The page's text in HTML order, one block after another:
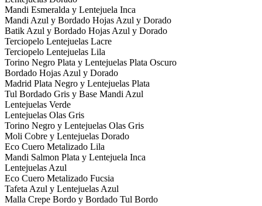
Mandi Esmeralda y Lentejuela Inca
Mandi Azul y Bordado Hojas Azul y Dorado
Batik Azul y Bordado Hojas Azul y Dorado
Terciopelo Lentejuelas Lacre
Terciopelo Lentejuelas Lila
Torino Negro Plata y Lentejuelas Plata Oscuro
Bordado Hojas Azul y Dorado
Madrid Plata Negro y Lentejuelas Plata
Tul Bordado Gris y Base Mandi Azul
Lentejuelas Verde
Lentejuelas Olas Gris
Torino Negro y Lentejuelas Olas Gris
Moli Cobre y Lentejuelas Dorado
Eco Cuero Metalizado Lila
Mandi Salmon Plata y Lentejuela Inca
Lentejuelas Azul
Eco Cuero Metalizado Fucsia
Tafeta Azul y Lentejuelas Azul
Malla Crepe Bordo y Bordado Tul Bordo